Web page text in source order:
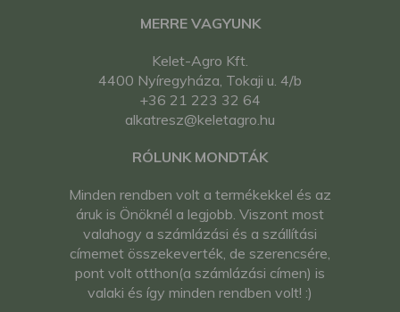
MERRE VAGYUNK
Kelet-Agro Kft.
4400 Nyíregyháza, Tokaji u. 4/b
+36 21 223 32 64
alkatresz@keletagro.hu
RÓLUNK MONDTÁK
Minden rendben volt a termékekkel és az
áruk is Önöknél a legjobb. Viszont most
valahogy a számlázási és a szállítási
címemet összekeverték, de szerencsére,
pont volt otthon(a számlázási címen) is
valaki és így minden rendben volt! :)